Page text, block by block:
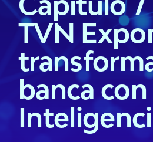
TVN
banca con